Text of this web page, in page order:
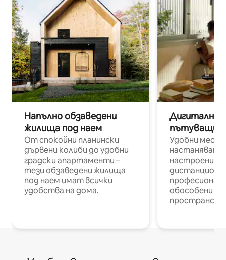
Напълно обзаведени
жилища под наем
От спокойни планински
дървени колиби до удобни
градски апартаменти –
тези обзаведени жилища
под наем имат всички
удобства на дома.
Дигитални
пътуващи
Удобни
настаняване
настроени и
обособени